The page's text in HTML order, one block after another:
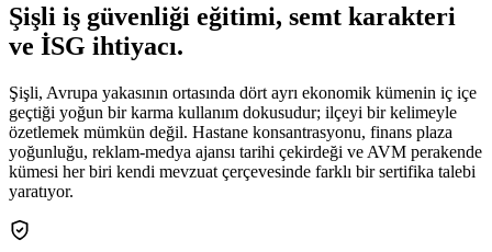
Şişli iş güvenliği eğitimi, semt karakteri
ve İSG ihtiyacı.
Şişli, Avrupa yakasının ortasında dört ayrı ekonomik kümenin iç içe
geçtiği yoğun bir karma kullanım dokusudur; ilçeyi bir kelimeyle
özetlemek mümkün değil. Hastane konsantrasyonu, finans plaza
yoğunluğu, reklam-medya ajansı tarihi çekirdeği ve AVM perakende
kümesi her biri kendi mevzuat çerçevesinde farklı bir sertifika talebi
yaratıyor.